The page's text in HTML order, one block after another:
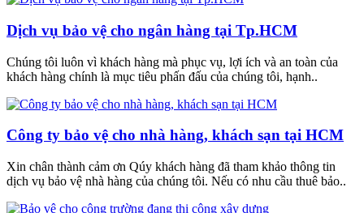
Dịch vụ bảo vệ cho ngân hàng tại Tp.HCM
Chúng tôi luôn vì khách hàng mà phục vụ, lợi ích và an toàn của
khách hàng chính là mục tiêu phấn đấu của chúng tôi, hạnh..
Công ty bảo vệ cho nhà hàng, khách sạn tại HCM
Xin chân thành cảm ơn Qúy khách hàng đã tham khảo thông tin
dịch vụ bảo vệ nhà hàng của chúng tôi. Nếu có nhu cầu thuê bảo..